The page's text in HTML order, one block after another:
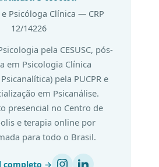
Psicóloga Clínica — CRP
12/14226
pela CESUSC, pós-
em Psicologia Clínica
pela PUCPR e
em Psicanálise.
presencial no Centro de
e terapia online por
para todo o Brasil.
completo →